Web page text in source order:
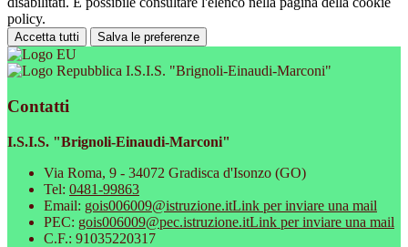
policy.
Accetta tutti Salva le preferenze
I.S.I.S. "Brignoli-Einaudi-Marconi"
Contatti
I.S.I.S. "Brignoli-Einaudi-Marconi"
Via Roma, 9 - 34072 Gradisca d'Isonzo (GO)
Tel: 0481-99863
Email: gois006009@istruzione.itLink per inviare una mail
PEC: gois006009@pec.istruzione.itLink per inviare una mail
C.F.: 91035220317